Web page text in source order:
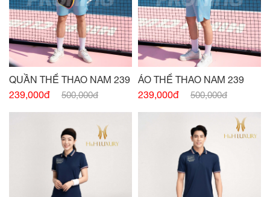
QUẦN THỂ THAO NAM 239
239,000đ
500,000đ
ÁO THỂ THAO NAM 239
239,000đ
500,000đ